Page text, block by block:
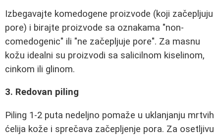
Izbegavajte komedogene proizvode (koji začepljuju
pore) i birajte proizvode sa oznakama "non-
comedogenic" ili "ne začepljuje pore". Za masnu
kožu idealni su proizvodi sa salicilnom kiselinom,
cinkom ili glinom.
3. Redovan piling
Piling 1-2 puta nedeljno pomaže u uklanjanju mrtvih
ćelija kože i sprečava začepljenje pora. Za osetljivu